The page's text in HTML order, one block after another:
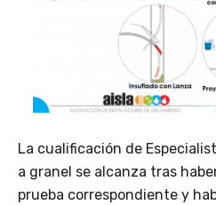
La cualificación de
a granel se alcanza tras
prueba correspondiente y